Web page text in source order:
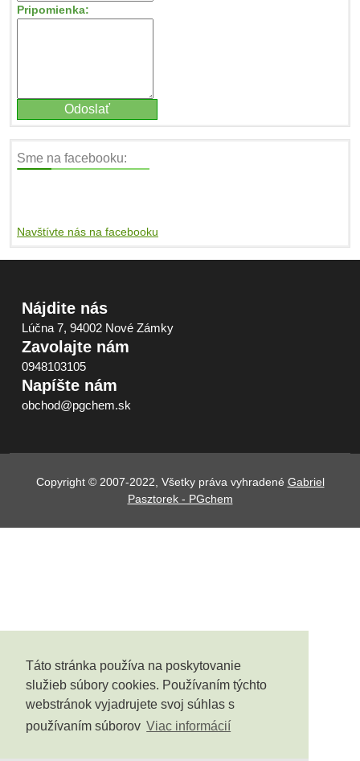
Táto stránka používa na poskytovanie
služieb súbory cookies. Používaním týchto
webstránok vyjadrujete svoj súhlas s
používaním súborov Viac informácií
Pripomienka:
Sme na facebooku:
Navštívte nás na facebooku
Nájdite nás
Lúčna 7, 94002 Nové Zámky
Zavolajte nám
0948103105
Napíšte nám
obchod@pgchem.sk
Copyright © 2007-2022, Všetky práva vyhradené Gabriel
Pasztorek - PGchem